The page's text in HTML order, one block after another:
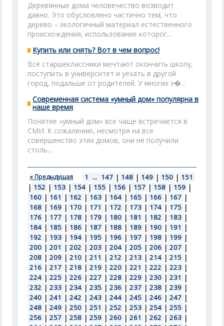
Деревянные дома человечество возводит
давно. Это обусловлено частично тем, что
дерево – экологичный материал естественного
происхождения, использование которог...
Купить или снять? Вот в чем вопрос!
Все старшеклассники мечтают окончить школу,
поступить в университет и уехать в другой
город, подальше от родителей. У многих э�...
Современная система «умный дом» популярна в
наше время
Понятие «умный дом» все чаще встречается в
СМИ. К сожалению, несмотря на все
совершенство этих домов, они не получили
столь...
« Предыдущая 1 ... 147 | 148 | 149 | 150 | 151
| 152 | 153 | 154 | 155 | 156 | 157 | 158 | 159 |
160 | 161 | 162 | 163 | 164 | 165 | 166 | 167 |
168 | 169 | 170 | 171 | 172 | 173 | 174 | 175 |
176 | 177 | 178 | 179 | 180 | 181 | 182 | 183 |
184 | 185 | 186 | 187 | 188 | 189 | 190 | 191 |
192 | 193 | 194 | 195 | 196 | 197 | 198 | 199 |
200 | 201 | 202 | 203 | 204 | 205 | 206 | 207 |
208 | 209 | 210 | 211 | 212 | 213 | 214 | 215 |
216 | 217 | 218 | 219 | 220 | 221 | 222 | 223 |
224 | 225 | 226 | 227 | 228 | 229 | 230 | 231 |
232 | 233 | 234 | 235 | 236 | 237 | 238 | 239 |
240 | 241 | 242 | 243 | 244 | 245 | 246 | 247 |
248 | 249 | 250 | 251 | 252 | 253 | 254 | 255 |
256 | 257 | 258 | 259 | 260 | 261 | 262 | 263 |